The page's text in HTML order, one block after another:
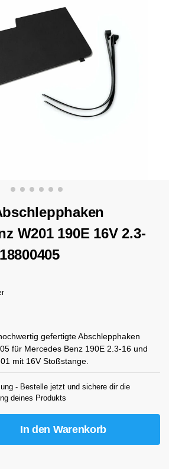
W201 190E 16V 2.3-
gefertigte Abschlepphaken
für Mercedes Benz 190E 2.3-16 und
mit 16V Stoßstange.
- Bestelle jetzt und sichere dir die
deines Produkts
In den Warenkorb